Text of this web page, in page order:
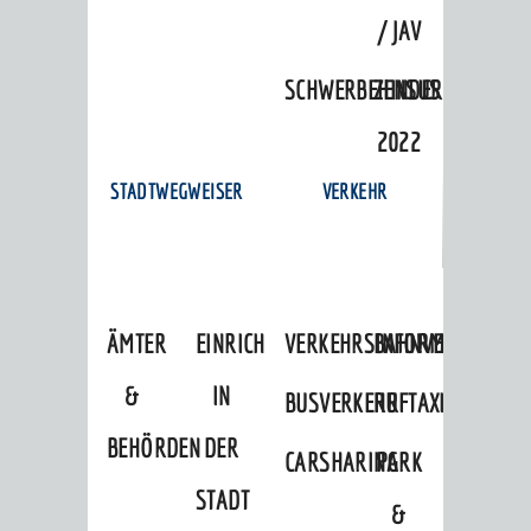
/ JAV
ZENSUS
2022
STADTWEGWEISER
ÄMTER
&
BEHÖRDEN
EINRICHTUNGEN
IN
DER
STADT
VERKEHR
VERKEHRSINFORMATIONEN
BAHNVERKEHR
BUSVERKEHRRUFTAXI
CARSHARINGPARK
&